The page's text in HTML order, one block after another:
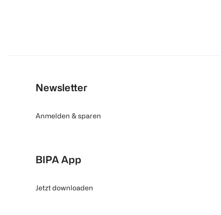
Newsletter
Anmelden & sparen
BIPA App
Jetzt downloaden